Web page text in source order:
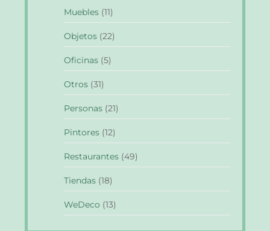
Muebles (11)
Objetos (22)
Oficinas (5)
Otros (31)
Personas (21)
Pintores (12)
Restaurantes (49)
Tiendas (18)
WeDeco (13)